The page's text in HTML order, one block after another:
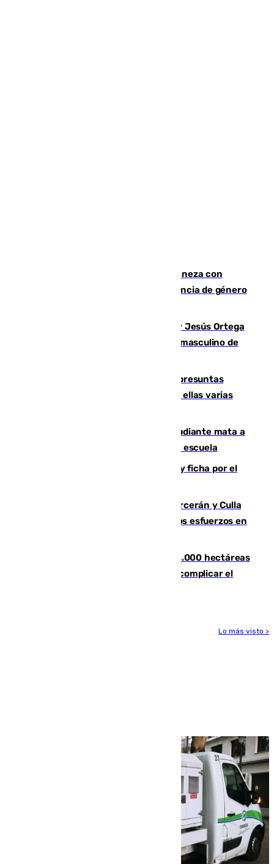
Retiene a su mujer en su casa y ameneza con
quemar la vivienda: nuevo caso de violencia de género
Dos sevillanos de oro: Manuel Cruz y Jesús Ortega
ganan el campeonato del mundo sub19 masculino de
Un juzgado de Ceuta investiga seis presuntas
agresiones sexuales a migrantes, entre ellas varias
Desastre en Tailandia: un joven estudiante mata a
tiros a sus abuelo y a profesores en una escuela
Luca Zidane rompe con el Granada y ficha por el
Incendios de Castellón: Sierra Engarcerán y Culla
evolucionan positivamente y centran los esfuerzos en
El incendio de Niebla ya supera las 4.000 hectáreas
afectadas y "se espera que se vuelva a complicar el
Lo más visto >